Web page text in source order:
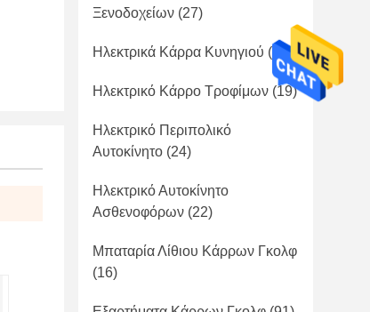
Ξενοδοχείων (27)
Ηλεκτρικά Κάρρα Κυνηγιού (41)
Ηλεκτρικό Κάρρο Τροφίμων (19)
Ηλεκτρικό Περιπολικό
Αυτοκίνητο (24)
Ηλεκτρικό Αυτοκίνητο
Ασθενοφόρων (22)
Μπαταρία Λίθιου Κάρρων Γκολφ
(16)